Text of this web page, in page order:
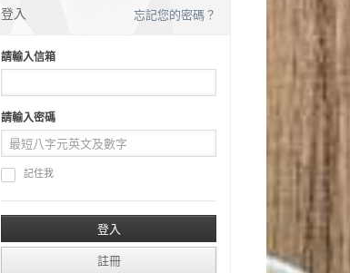
登入 忘記您的密碼？
請輸入信箱
請輸入密碼
記住我